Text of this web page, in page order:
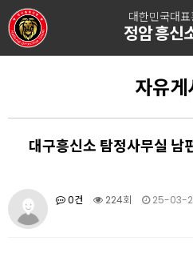
대한민국대
정암 흥신
자유게
대구흥신소 탐정사무실 남
0건 224회 25-03-